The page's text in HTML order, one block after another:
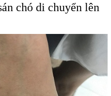
chó di chuyển lên